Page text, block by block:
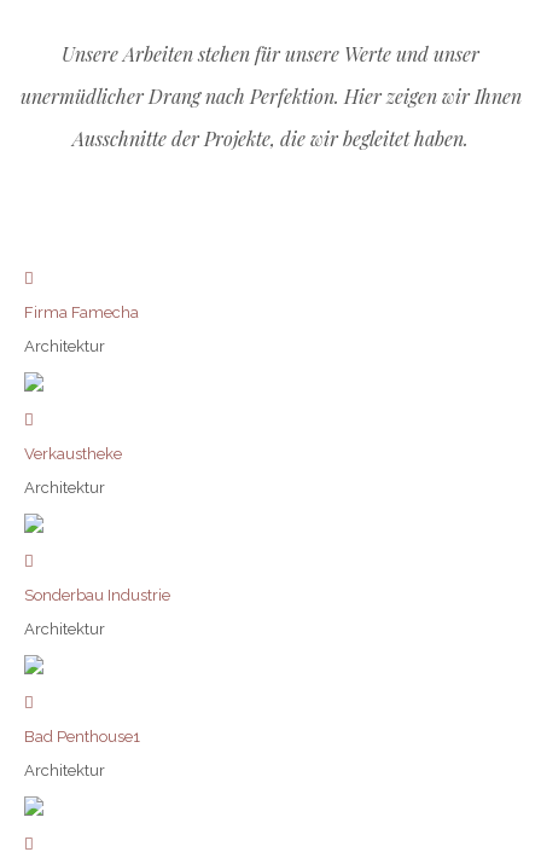
Unsere Arbeiten stehen für unsere Werte und unser
unermüdlicher Drang nach Perfektion. Hier zeigen wir Ihnen
Ausschnitte der Projekte, die wir begleitet haben.
Firma Famecha
Architektur
Verkaustheke
Architektur
Sonderbau Industrie
Architektur
Bad Penthouse1
Architektur